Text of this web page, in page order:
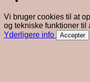
Vi bruger cookies til at
og tekniske funktioner til
Yderligere info
Accepter